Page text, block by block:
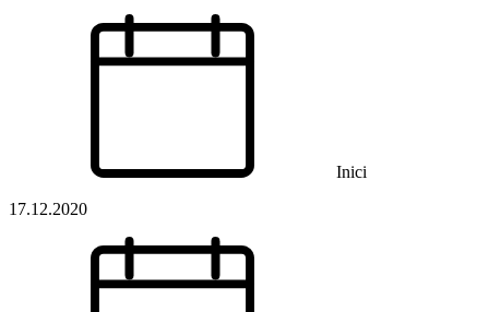
Inici
17.12.2020